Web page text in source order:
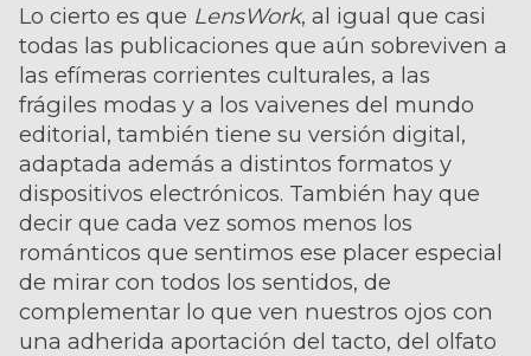
Lo cierto es que LensWork, al igual que casi
todas las publicaciones que aún sobreviven a
las efímeras corrientes culturales, a las
frágiles modas y a los vaivenes del mundo
editorial, también tiene su versión digital,
adaptada además a distintos formatos y
dispositivos electrónicos. También hay que
decir que cada vez somos menos los
románticos que sentimos ese placer especial
de mirar con todos los sentidos, de
complementar lo que ven nuestros ojos con
una adherida aportación del tacto, del olfato